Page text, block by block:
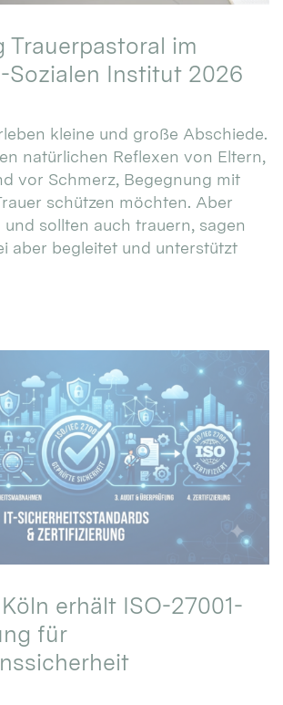
Trauerpastoral im
Sozialen Institut 2026
kleine und große Abschiede.
natürlichen Reflexen von Eltern,
vor Schmerz, Begegnung mit
schützen möchten. Aber
sollten auch trauern, sagen
aber begleitet und unterstützt
erhält ISO-27001-
für